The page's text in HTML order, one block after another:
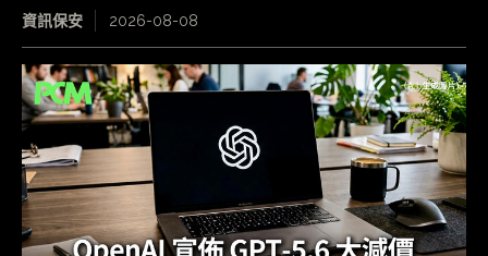
資訊保安 2026-08-08